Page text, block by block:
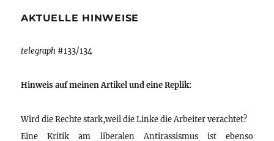
AKTUELLE HINWEISE
telegraph #133/134
Hinweis auf meinen Artikel und eine Replik:
Wird die Rechte stark,weil die Linke die Arbeiter verachtet?
Eine Kritik am liberalen Antirassismus ist ebenso